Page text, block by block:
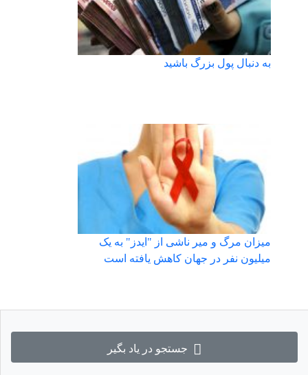
جستجو در یاد بگیر
به دنبال پول بزرگ باشید
میزان مرگ و میر ناشی از "ایدز" به یک
میلیون نفر در جهان کاهش یافته‌ است